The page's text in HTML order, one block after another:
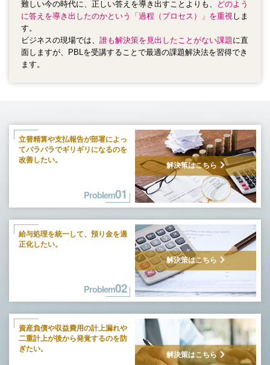
難しい今の時代に、正しい答えを導き出すことよりも、
どのよう
に答えを導き出したのかという「過程（プロセス）」を重視しま
す。
ビジネスの現場では、 誰も解決策を見出したことがない課題に直
面しますが、PBLを受講することで最適の課題解決法を習得でき
ます。
立替精算や支払報告が部署によっ
てバラバラでギリギリになるのを
改善したい。
Problem01
解決策はこちら
給与処理を統一して、 預り金を適
正化したい。
Problem02
解決策はこちら
資産負債や収益費用の計上漏れや
二重計上が後から発覚するのを防
ぎたい。
解決策はこちら